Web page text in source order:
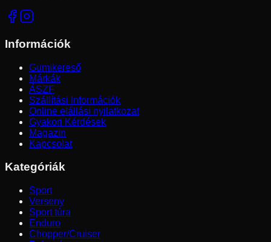
Információk
Gumikereső
Márkák
ÁSZF
Szállítási Információk
Online elállási nyilatkozat
Gyakori Kérdések
Magazin
Kapcsolat
Kategóriák
Sport
Verseny
Sport túra
Enduro
Chopper/Cruiser